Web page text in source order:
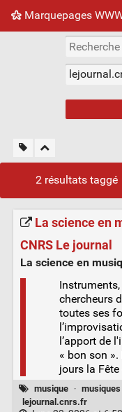
Marquepages
Nuage de tags
2 résultats taggé
La science en
CNRS Le journal
La science en
chercheurs
toutes ses
l’apport de
« bon son ».
jours la
musique · musiques
lejournal.cnrs.fr